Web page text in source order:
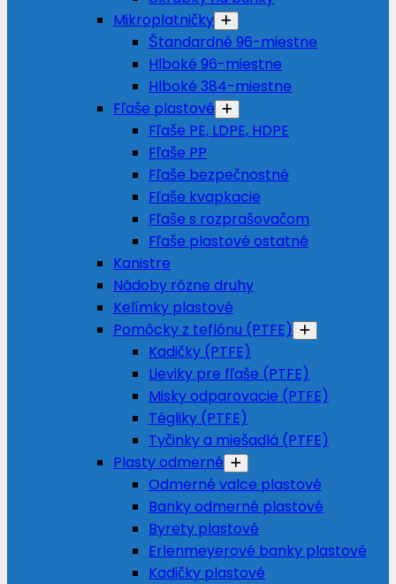
Mikroplatničky
Štandardné 96-miestne
Hlboké 96-miestne
Hlboké 384-miestne
Fľaše plastové
Fľaše PE, LDPE, HDPE
Fľaše PP
Fľaše bezpečnostné
Fľaše kvapkacie
Fľaše s rozprašovačom
Fľaše plastové ostatné
Kanistre
Nádoby rôzne druhy
Kelímky plastové
Pomôcky z teflónu (PTFE)
Kadičky (PTFE)
Lieviky pre fľaše (PTFE)
Misky odparovacie (PTFE)
Tégliky (PTFE)
Tyčinky a miešadlá (PTFE)
Plasty odmerné
Odmerné valce plastové
Banky odmerné plastové
Byrety plastové
Erlenmeyerové banky plastové
Kadičky plastové